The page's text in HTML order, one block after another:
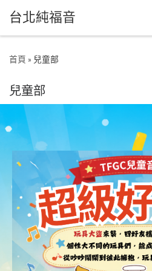
Skip to content
台北純福音
首頁 » 兒童部
兒童部